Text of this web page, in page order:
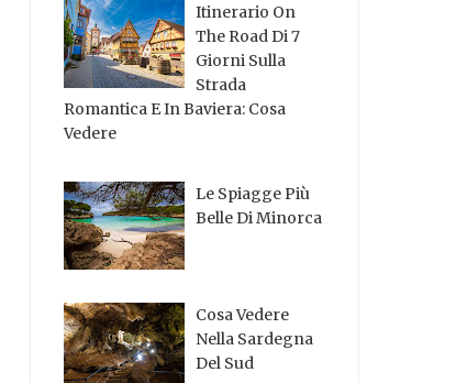
Itinerario On
The Road Di 7
Giorni Sulla
Strada
Romantica E In Baviera: Cosa
Vedere
Le Spiagge Più
Belle Di Minorca
Cosa Vedere
Nella Sardegna
Del Sud